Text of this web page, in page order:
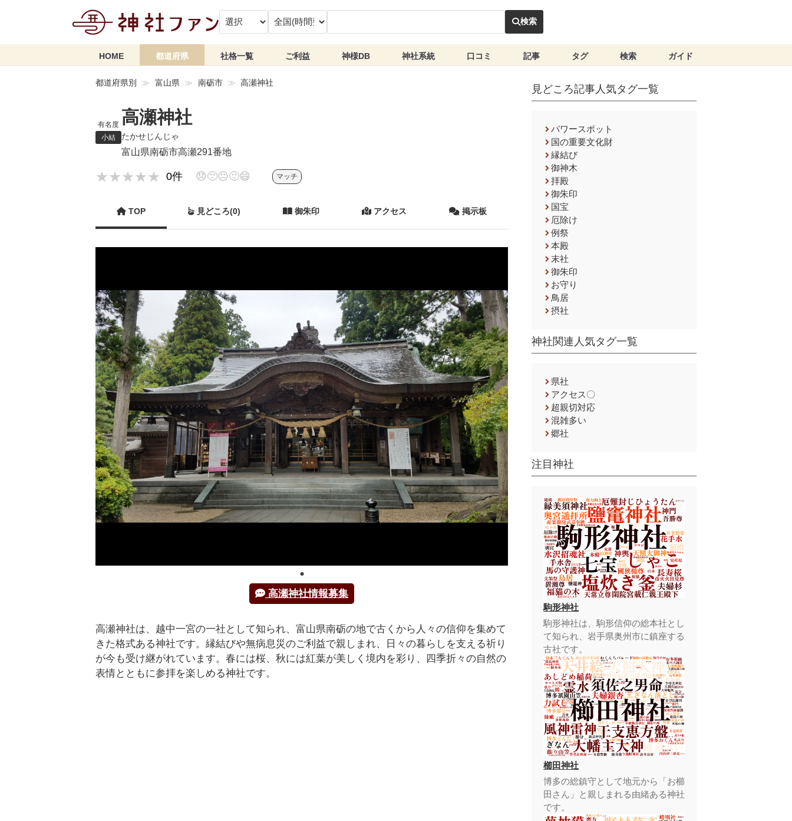
検索
HOME 都道府県 社格一覧 ご利益 神様DB 神社系統 口コミ 記事 タグ 検索 ガイド
都道府県別 富山県 南砺市 高瀬神社
有名度
小結
高瀬神社
たかせじんじゃ
富山県南砺市高瀬291番地
★★★★★
★★★★★ 0件 😞🙁😐🙂😄 マッチ
TOP 見どころ(0) 御朱印 アクセス 掲示板
高瀬神社情報募集
高瀬神社は、越中一宮の一社として知られ、富山県南砺の地で古くから人々の信仰を集めて
きた格式ある神社です。縁結びや無病息災のご利益で親しまれ、日々の暮らしを支える祈り
が今も受け継がれています。春には桜、秋には紅葉が美しく境内を彩り、四季折々の自然の
表情とともに参拝を楽しめる神社です。
見どころ記事人気タグ一覧
パワースポット
国の重要文化財
縁結び
御神木
拝殿
御朱印
国宝
厄除け
例祭
本殿
末社
御朱印
お守り
鳥居
摂社
神社関連人気タグ一覧
県社
アクセス〇
超親切対応
混雑多い
郷社
注目神社
駒形神社
駒形神社は、駒形信仰の総本社とし
て知られ、岩手県奥州市に鎮座する
古社です。
櫛田神社
博多の総鎮守として地元から「お櫛
田さん」と親しまれる由緒ある神社
です。